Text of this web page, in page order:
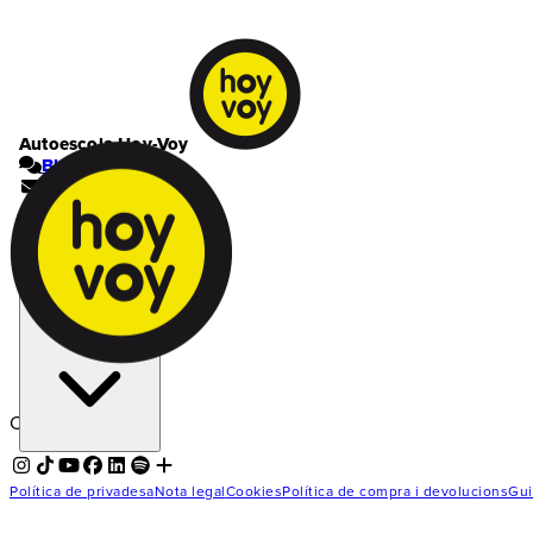
Autoescola Hoy-Voy
Blog
Contacte
El meu compte
Cistella | 0
Ets a l'autoescola
Barcelona Horta
Carregant...
Política de privadesaNota legalCookiesPolítica de compra i devolucions